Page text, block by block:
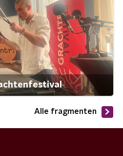
Alle fragmenten